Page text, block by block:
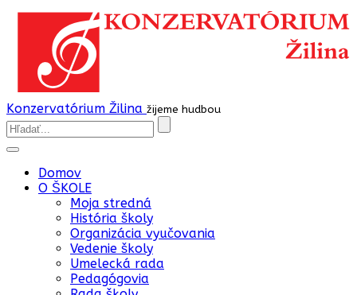
Konzervatórium Žilina žijeme hudbou
Domov
O ŠKOLE
Moja stredná
História školy
Organizácia vyučovania
Vedenie školy
Umelecká rada
Pedagógovia